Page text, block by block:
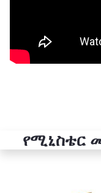
የሚኒስቴር